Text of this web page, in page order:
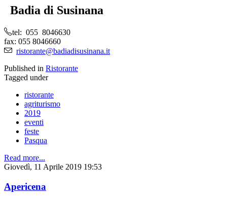
Badia di Susinana
tel: 055 8046630
fax: 055 8046660
ristorante@badiadisusinana.it
Published in Ristorante
Tagged under
ristorante
agriturismo
2019
eventi
feste
Pasqua
Read more...
Giovedì, 11 Aprile 2019 19:53
Apericena